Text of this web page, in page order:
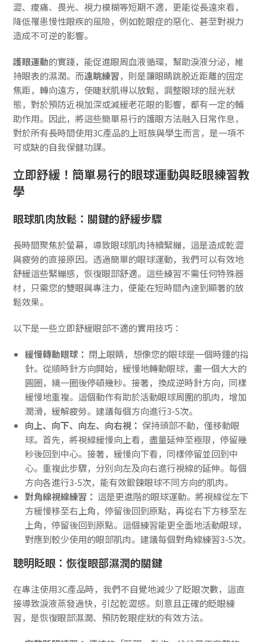
澀、痠痛、畏光、視力模糊等短期不適，更能從長遠來看，
降低罹患慢性眼疾的風險，例如乾眼症的惡化、甚至對視力
造成不可逆的影響。
護眼運動的實踐，能促進眼周血液循環，幫助淚液分泌，維
持眼表的濕潤。而遠眺練習，則是讓眼睛跳脫近距離的固定
焦距，轉向遠方，使睫狀肌得以放鬆，調整眼球的屈光狀
態，對於預防近視加深或減緩老花眼的影響，都有一定的輔
助作用。因此，將這些簡單易行的護眼方法融入日常作息，
對於所有長時間使用3C產品的上班族與學生而言，是一項不
可或缺的自我保健功課。
立即舒緩！簡單易行的眼球運動與眨眼練習教
學
眼球肌肉放鬆：關鍵的舒緩步驟
長時間聚焦於螢幕，導致眼球肌肉持續緊繃，這是造成乾澀
與疲勞的直接原因。透過簡單的眼球運動，我們可以有效地
舒緩這些緊繃感，恢復眼部舒適。這些練習不需任何特殊器
材，只需您的雙眼與專注力，便能在短時間內達到顯著的放
鬆效果。
以下是一些立即舒緩眼部不適的實用技巧：
緩慢轉動眼球： 閉上眼睛，想像您的眼球是一個時鐘的指
針。從順時針方向開始，緩慢地轉動眼球，畫一個大大的
圓圈，繞一圈後停頓幾秒。接著，換成逆時針方向，同樣
緩慢地重複。這個動作有助於活動眼球周圍的肌肉，增加
潤滑，緩解疲勞。建議每個方向進行3-5次。
向上、向下、向左、向右視： 保持頭部不動，僅移動眼
球。首先，將視線緩慢向上看，盡量延伸至極限，停留幾
秒後回到中心。接著，緩慢向下看，同樣停留並回到中
心。重複此步驟，分別向左及向右進行視線的延伸。每個
方向各進行3-5次，能有效鍛鍊眼球不同方向的肌肉。
對角線視線練習： 這是更進階的眼球運動。將視線從左下
方緩慢移至右上角，停留後回到原點，再從右下方移至左
上角，停留後回到原點。這個練習能更全面地活動眼球，
對應到較少使用的眼部肌肉。建議每個對角線練習3-5次。
聰明眨眼：恢復眼部濕潤的關鍵
在專注使用3C產品時，我們不自覺地減少了眨眼次數，這直
接導致淚液蒸發過快，引起乾澀感。刻意且正確的眨眼練
習，是恢復眼部濕潤、預防乾眼症狀的有效方法。